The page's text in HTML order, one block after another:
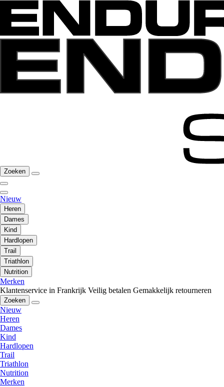
Zoeken
Nieuw
Heren
Dames
Kind
Hardlopen
Trail
Triathlon
Nutrition
Merken
Klantenservice in Frankrijk Veilig betalen Gemakkelijk retourneren
Zoeken
Nieuw
Heren
Dames
Kind
Hardlopen
Trail
Triathlon
Nutrition
Merken